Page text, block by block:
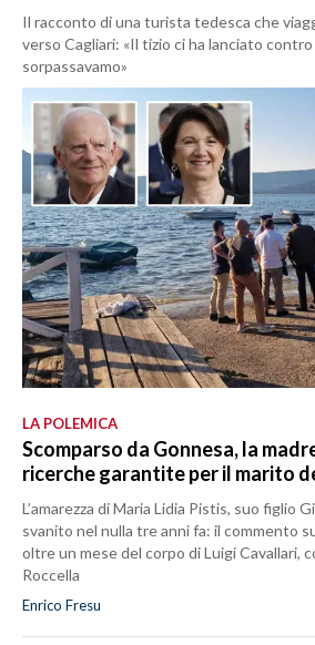
Il racconto di una turista tedesca che
verso Cagliari: «Il tizio ci ha lanciato
sorpassavamo»
LA POLEMICA
Scomparso da Gonnesa, la
ricerche garantite per il marito
L’amarezza di Maria Lidia Pistis, suo figlio
svanito nel nulla tre anni fa: il commento
oltre un mese del corpo di Luigi Cavallari,
Roccella
Enrico Fresu